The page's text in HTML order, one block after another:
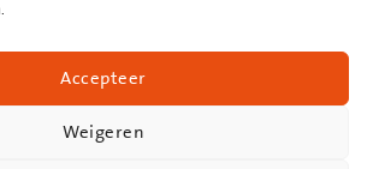
Accepteer
Weigeren